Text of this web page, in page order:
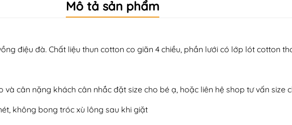
Mô tả sản phẩm
điệu đà. Chất liệu thun cotton co giãn 4 chiều, phần lưới có lớp lót cotton
và cân nặng khách cân nhắc đặt size cho bé ạ, hoặc liên hệ shop tư vấn size
không bong tróc xù lông sau khi giặt